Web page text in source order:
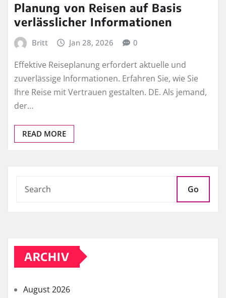
Planung von Reisen auf Basis
verlässlicher Informationen
Britt Jan 28, 2026 0
Effektive Reiseplanung erfordert aktuelle und
zuverlässige Informationen. Erfahren Sie, wie Sie
Ihre Reise mit Vertrauen gestalten. DE. Als jemand,
der…
READ MORE
Go
ARCHIV
August 2026